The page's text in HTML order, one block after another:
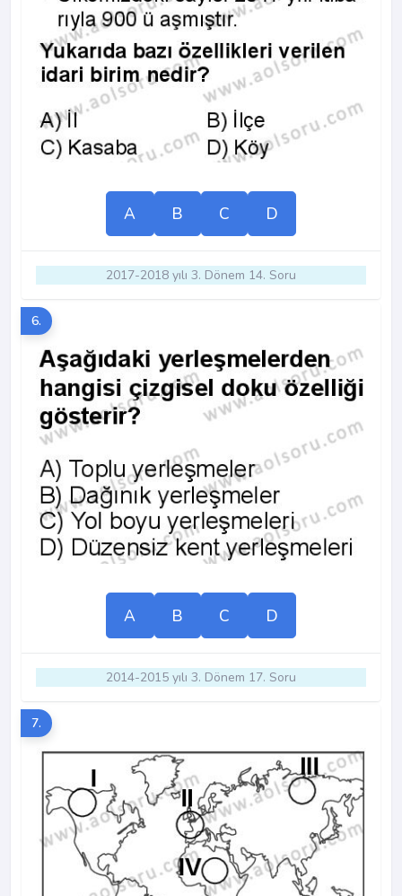
A B C D
2017-2018 yılı 3. Dönem 14. Soru
6.
A B C D
2014-2015 yılı 3. Dönem 17. Soru
7.